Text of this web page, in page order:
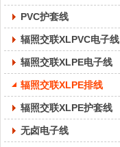
PVC护套线
辐照交联XLPVC电子线
辐照交联XLPE电子线
辐照交联XLPE排线
辐照交联XLPE护套线
无卤电子线